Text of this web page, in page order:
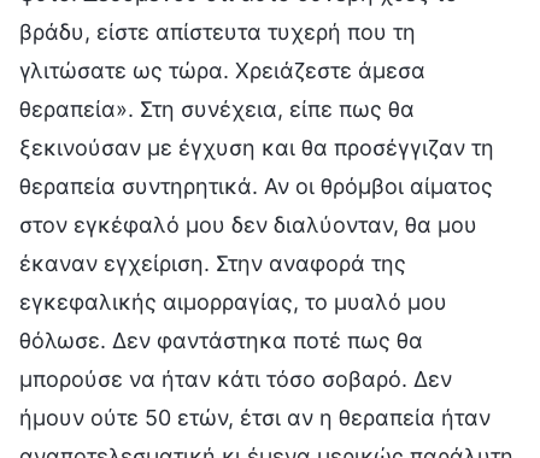
βράδυ, είστε απίστευτα τυχερή που τη
γλιτώσατε ως τώρα. Χρειάζεστε άμεσα
θεραπεία». Στη συνέχεια, είπε πως θα
ξεκινούσαν με έγχυση και θα προσέγγιζαν τη
θεραπεία συντηρητικά. Αν οι θρόμβοι αίματος
στον εγκέφαλό μου δεν διαλύονταν, θα μου
έκαναν εγχείριση. Στην αναφορά της
εγκεφαλικής αιμορραγίας, το μυαλό μου
θόλωσε. Δεν φαντάστηκα ποτέ πως θα
μπορούσε να ήταν κάτι τόσο σοβαρό. Δεν
ήμουν ούτε 50 ετών, έτσι αν η θεραπεία ήταν